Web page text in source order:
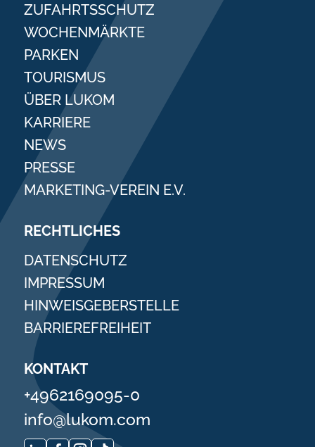
ZUFAHRTSSCHUTZ
WOCHENMÄRKTE
PARKEN
TOURISMUS
ÜBER LUKOM
KARRIERE
NEWS
PRESSE
MARKETING-VEREIN E.V.
RECHTLICHES
DATENSCHUTZ
IMPRESSUM
HINWEISGEBERSTELLE
BARRIEREFREIHEIT
KONTAKT
+4962169095-0
info@lukom.com